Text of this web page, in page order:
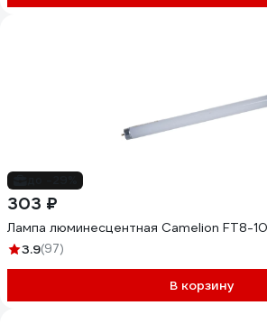
303 ₽
Лампа люминесцентная Camelion FT8-
3.9(97)
В корзину